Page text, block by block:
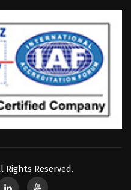
Rights Reserved.